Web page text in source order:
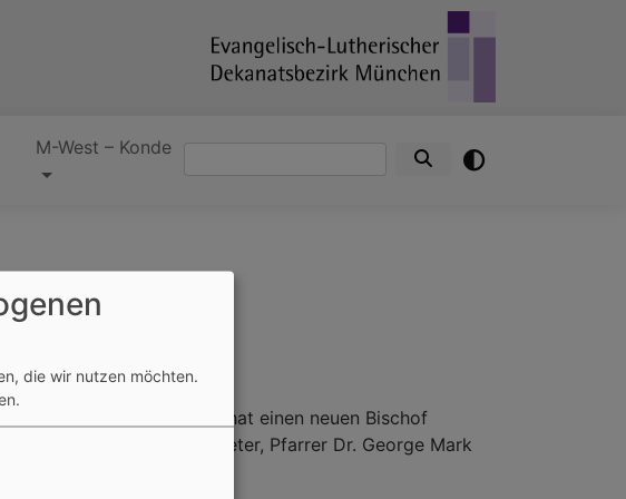
M-West – KondeSuche
der Süddiözese hat einen neuen Bischof
sein bisheriger Stellvertreter, Pfarrer Dr. George Mark
die wir nutzen möchten.